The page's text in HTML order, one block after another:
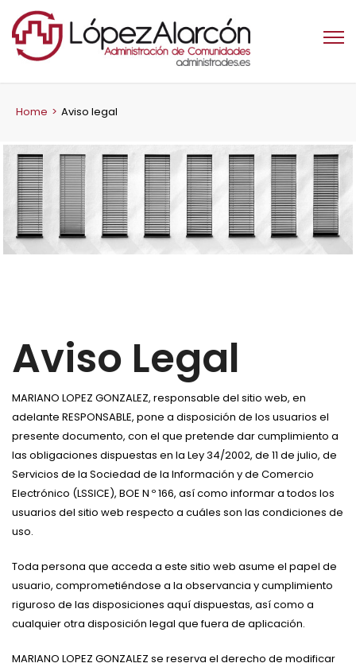
Home > Aviso legal
Aviso Legal
MARIANO LOPEZ GONZALEZ, responsable del sitio web, en
adelante RESPONSABLE, pone a disposición de los usuarios el
presente documento, con el que pretende dar cumplimiento a
las obligaciones dispuestas en la Ley 34/2002, de 11 de julio, de
Servicios de la Sociedad de la Información y de Comercio
Electrónico (LSSICE), BOE N º 166, así como informar a todos los
usuarios del sitio web respecto a cuáles son las condiciones de
uso.
Toda persona que acceda a este sitio web asume el papel de
usuario, comprometiéndose a la observancia y cumplimiento
riguroso de las disposiciones aquí dispuestas, así como a
cualquier otra disposición legal que fuera de aplicación.
MARIANO LOPEZ GONZALEZ se reserva el derecho de modificar